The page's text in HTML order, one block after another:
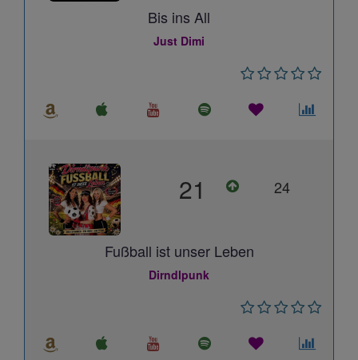
Bis ins All
Just Dimi
21 24
Fußball ist unser Leben
Dirndlpunk